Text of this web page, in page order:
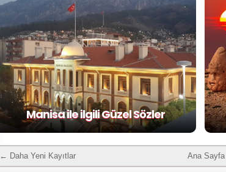
Manisa ile ilgili Güzel Sözler
← Daha Yeni Kayıtlar Ana Sayfa